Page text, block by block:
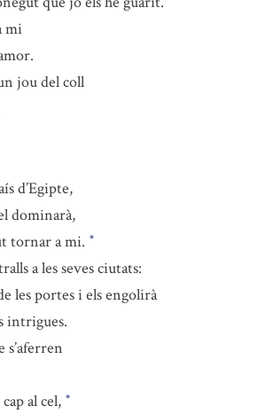
mi
jou del coll
d’Egipte,
dominarà,
tornar a mi. *
a les seves ciutats:
les portes i els engolirà
intrigues.
s’aferren
al cel, *